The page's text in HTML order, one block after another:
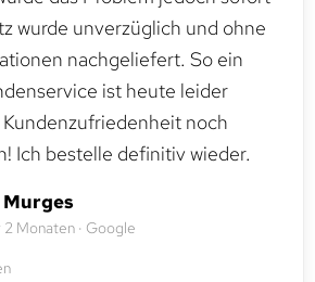
wurde unverzüglich und ohne
nachgeliefert. So ein
ist heute leider
noch
Ich bestelle definitiv wieder.
Murges
2 Monaten · Google